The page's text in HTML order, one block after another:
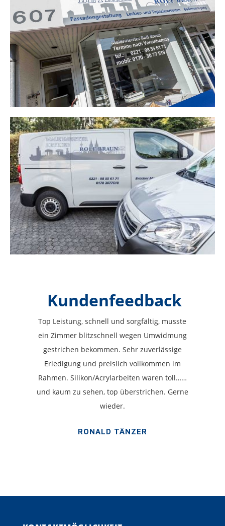
Kundenfeedback
Top Leistung, schnell und sorgfältig, musste
ein Zimmer blitzschnell wegen Umwidmung
gestrichen bekommen. Sehr zuverlässige
Erledigung und preislich vollkommen im
Rahmen. Silikon/Acrylarbeiten waren toll……
und kaum zu sehen, top überstrichen. Gerne
wieder.
RONALD TÄNZER